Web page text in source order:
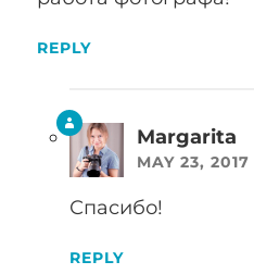
REPLY
Margarita
MAY 23, 2017
Спасибо!
REPLY